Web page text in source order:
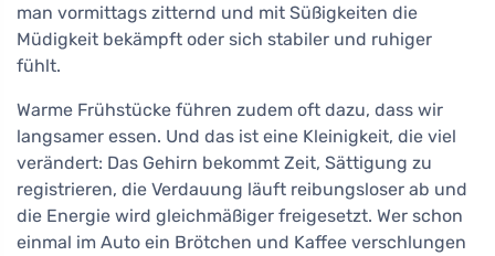
man vormittags zitternd und mit Süßigkeiten die
Müdigkeit bekämpft oder sich stabiler und ruhiger
fühlt.
Warme Frühstücke führen zudem oft dazu, dass wir
langsamer essen. Und das ist eine Kleinigkeit, die viel
verändert: Das Gehirn bekommt Zeit, Sättigung zu
registrieren, die Verdauung läuft reibungsloser ab und
die Energie wird gleichmäßiger freigesetzt. Wer schon
einmal im Auto ein Brötchen und Kaffee verschlungen